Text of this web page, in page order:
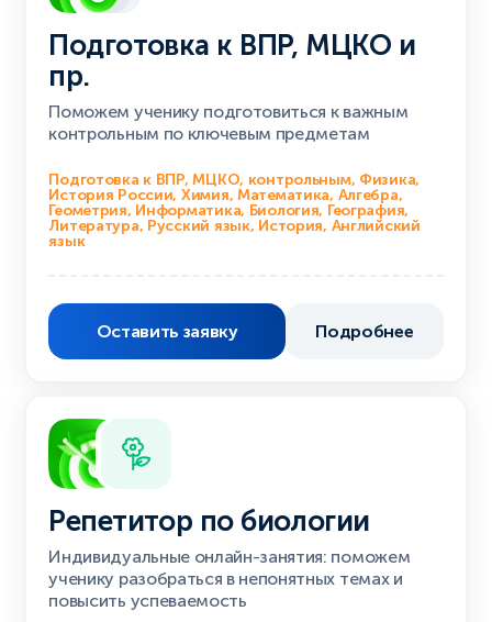
Подготовка к ВПР, МЦКО и
пр.
Поможем ученику подготовиться к важным
контрольным по ключевым предметам
Подготовка к ВПР, МЦКО, контрольным, Физика,
История России, Химия, Математика, Алгебра,
Геометрия, Информатика, Биология, География,
Литература, Русский язык, История, Английский
язык
Оставить заявку Подробнее
Репетитор по биологии
Индивидуальные онлайн-занятия: поможем
ученику разобраться в непонятных темах и
повысить успеваемость